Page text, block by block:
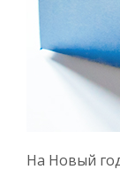
На Новый